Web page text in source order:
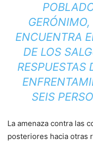
ENCUENTRA
DE LOS
RESPUESTAS
SEIS
La amenaza contra las
posteriores hacia otras